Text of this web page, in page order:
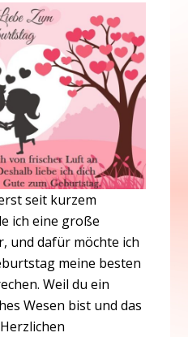
seit kurzem
ich eine große
und dafür möchte ich
meine besten
Weil du ein
Wesen bist und das